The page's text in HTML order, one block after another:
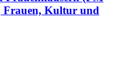
Frauen, Kultur und